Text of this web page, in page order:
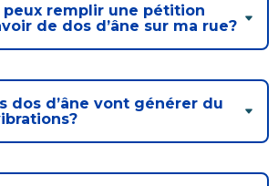
peux remplir une pétition
de dos d’âne sur ma rue?
dos d’âne vont générer du